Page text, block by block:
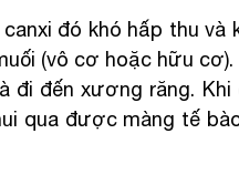
đó khó hấp thu và
(vô cơ hoặc hữu cơ).
đi đến xương răng. Khi
qua được màng tế